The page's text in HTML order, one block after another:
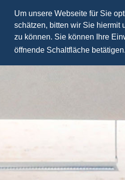
Um unsere Webseite für Sie
schätzen, bitten wir Sie hiermit
zu können. Sie können Ihre
öffnende Schaltfläche